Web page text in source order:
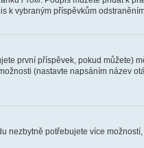
k vybraným příspěvkům
první příspěvek, pokud můžete)
(nastavte napsáním název
potřebujete více